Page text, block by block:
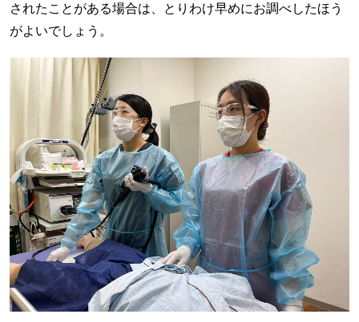
されたことがある場合は、とりわけ早めにお調べしたほう
がよいでしょう。